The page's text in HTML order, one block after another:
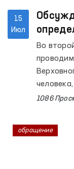
15
Июл
Во
регионах
1086
обращение